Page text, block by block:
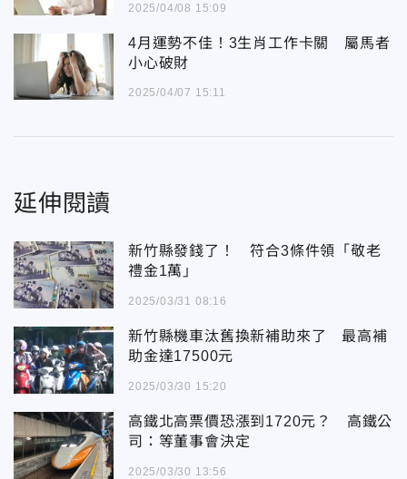
2025/04/08 15:09
4月運勢不佳！3生肖工作卡關 屬馬者
小心破財
2025/04/07 15:11
延伸閱讀
新竹縣發錢了！ 符合3條件領「敬老
禮金1萬」
2025/03/31 08:16
新竹縣機車汰舊換新補助來了 最高補
助金達17500元
2025/03/30 15:20
高鐵北高票價恐漲到1720元？ 高鐵公
司：等董事會決定
2025/03/30 13:56